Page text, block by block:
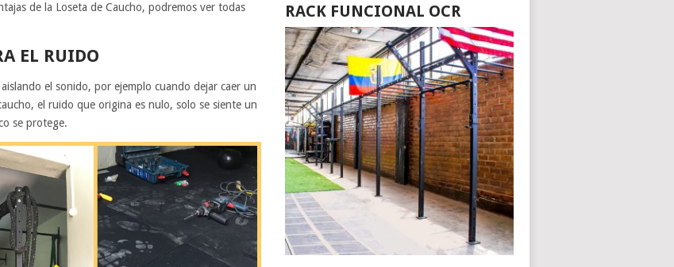
de la Loseta de Caucho, podremos ver todas
EL RUIDO
el sonido, por ejemplo cuando dejar caer un
el ruido que origina es nulo, solo se siente un
se protege.
RACK FUNCIONAL OCR